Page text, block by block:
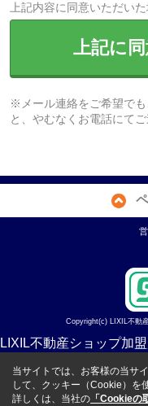
上記内容に同意いただい
上記に
※メール連絡をご希望で
と、やむなくお電話にて
Copyright(c) LIXIL不動
LIXIL不動産ショップ加
当サイトでは、お客様の当サ
して、クッキー（Cookie）を
詳しくは、当社の 「Cookieの